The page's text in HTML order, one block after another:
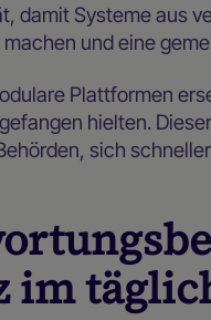
damit Systeme aus
und eine
Plattformen
hielten.
sich
im